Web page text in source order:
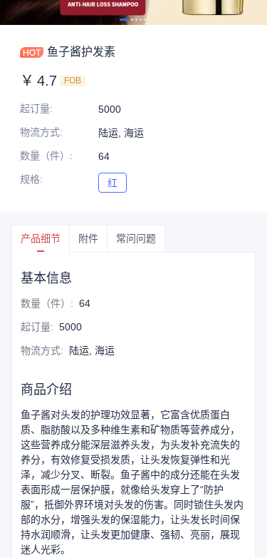
鱼子酱护发素
￥ 4.7 FOB
起订量:
5000
物流方式:
陆运, 海运
数量（件） :
64
规格: 红
产品细节 附件 常问问题
基本信息
数量（件） : 64
起订量: 5000
物流方式: 陆运, 海运
商品介绍
鱼子酱对头发的护理功效显著，它富含优质蛋白
质、脂肪酸以及多种维生素和矿物质等营养成分，
这些营养成分能深层滋养头发，为头发补充流失的
养分，有效修复受损发质，让头发恢复弹性和光
泽，减少分叉、断裂。鱼子酱中的成分还能在头发
表面形成一层保护膜，就像给头发穿上了“防护
服”，抵御外界环境对头发的伤害。同时锁住头发内
部的水分，增强头发的保湿能力，让头发长时间保
持水润顺滑，让头发更加健康、强韧、亮丽，展现
迷人光彩。